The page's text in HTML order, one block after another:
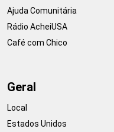
Ajuda Comunitária
Rádio AcheiUSA
Café com Chico
Geral
Local
Estados Unidos